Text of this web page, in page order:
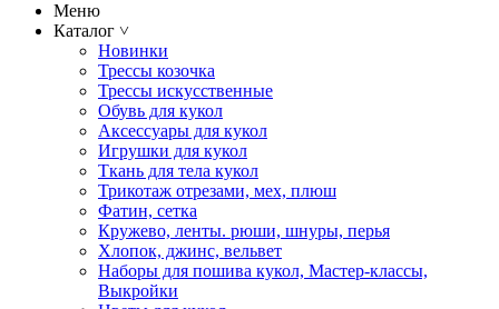
Меню
Каталог ˅
Новинки
Трессы козочка
Трессы искусственные
Обувь для кукол
Аксессуары для кукол
Игрушки для кукол
Ткань для тела кукол
Трикотаж отрезами, мех, плюш
Фатин, сетка
Кружево, ленты. рюши, шнуры, перья
Хлопок, джинс, вельвет
Наборы для пошива кукол, Мастер-классы,
Выкройки